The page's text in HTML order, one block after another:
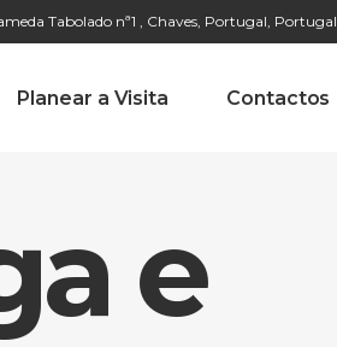
Tabolado nª1 , Chaves, Portugal, Portugal
Planear a Visita Contactos
e